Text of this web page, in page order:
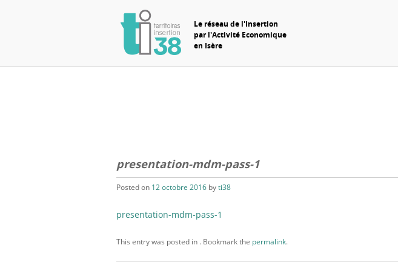
Le réseau de l'Insertion
par l'Activité Economique
en Isère
presentation-mdm-pass-1
Posted on 12 octobre 2016 byti38
presentation-mdm-pass-1
This entry was posted in . Bookmark the permalink.